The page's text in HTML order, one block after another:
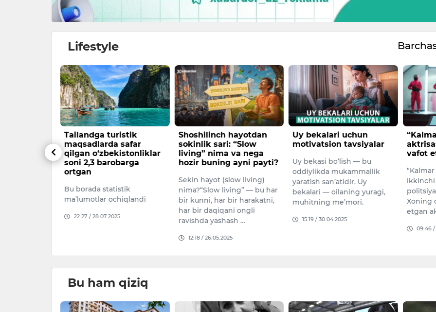
Lifestyle
Tailandga turistik
maqsadlarda safar
qilgan o‘zbekistonliklar
soni 2,3 barobarga
ortgan
Bu borada statistik
ma’lumotlar ochiqlandi
22:27 / 28.07.2025
Shoshilinch hayotdan
sokinlik sari: “Slow
living” nima va nega
hozir buning ayni payti?
Sekin hayot (slow living)
nima?“Slow living” — bu har
bir kunni, har bir harakatni,
har bir daqiqani ongli
ravishda yashash …
12:18 / 26.05.2025
Uy bekalari uchun
motivatsion tavsiyalar
Uy bekasi bo‘lish — bu
oddiylikda mukammallik
yaratish san’atidir. Uy
bekalari — oilaning yuragi,
muhitning me’mori.
15:19 / 30.04.2025
vafot
“Kalmar
ikkinchi
Xoning
etgan
09:46 /
Bu ham qiziq